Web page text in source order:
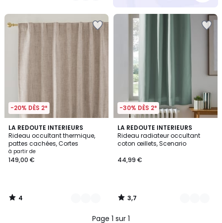
-20% DÈS 2*
LA REDOUTE INTERIEURS
Rideau occultant thermique,
pattes cachées, Cortes
à partir de
149,00 €
4
/
5
2
Couleurs
4
/
-30% DÈS 2*
LA REDOUTE INTERIEURS
Rideau radiateur occultant
coton œillets, Scenario
44,99 €
3,7
/ 5
3
Couleurs
3,7
/
Page 1 sur 1